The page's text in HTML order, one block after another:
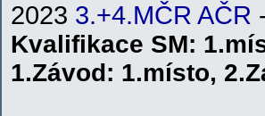
2023 3.+4.MČR AČR
Kvalifikace SM:
1.Závod: 1.místo, 2.